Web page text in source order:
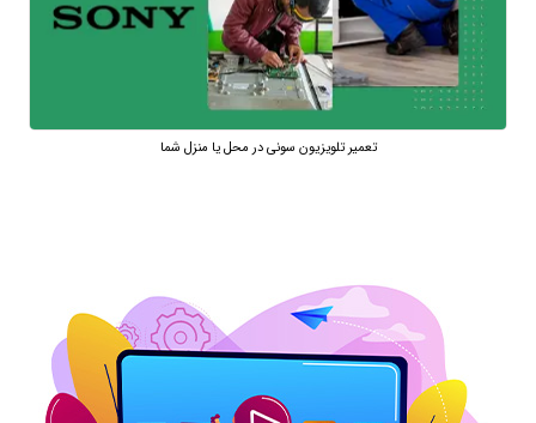
تعمیر تلویزیون سونی در محل یا منزل شما